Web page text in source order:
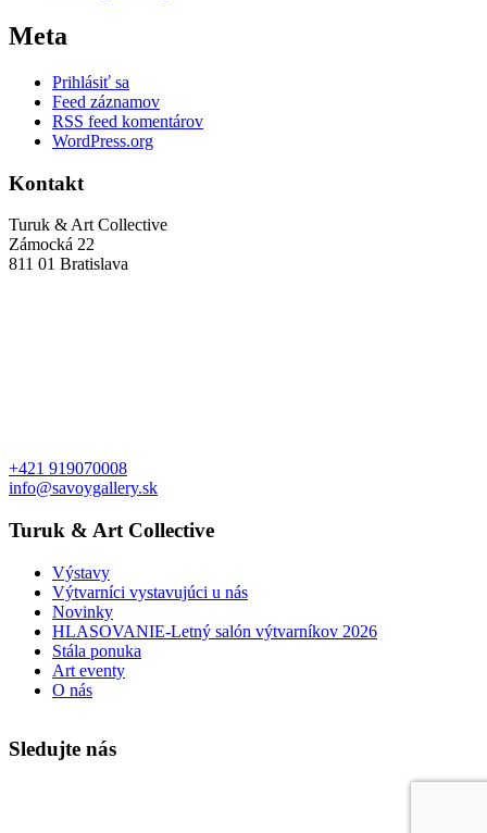
Meta
Prihlásiť sa
Feed záznamov
RSS feed komentárov
WordPress.org
Kontakt
Turuk & Art Collective
Zámocká 22
811 01 Bratislava
+421 919070008
info@savoygallery.sk
Turuk & Art Collective
Výstavy
Výtvarníci vystavujúci u nás
Novinky
HLASOVANIE-Letný salón výtvarníkov 2026
Stála ponuka
Art eventy
O nás
Sledujte nás